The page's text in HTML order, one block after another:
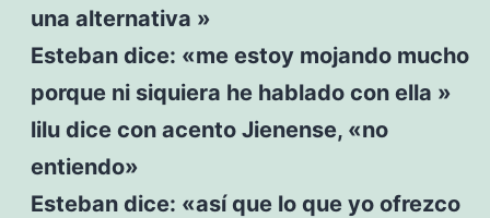
una alternativa »
Esteban dice: «me estoy mojando mucho
porque ni siquiera he hablado con ella »
lilu dice con acento Jienense, «no
entiendo»
Esteban dice: «así que lo que yo ofrezco